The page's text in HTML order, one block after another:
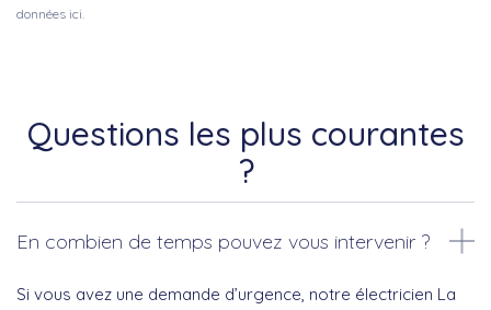
données ici.
Questions les plus courantes
?
En combien de temps pouvez vous intervenir ?
Si vous avez une demande d’urgence, notre électricien La